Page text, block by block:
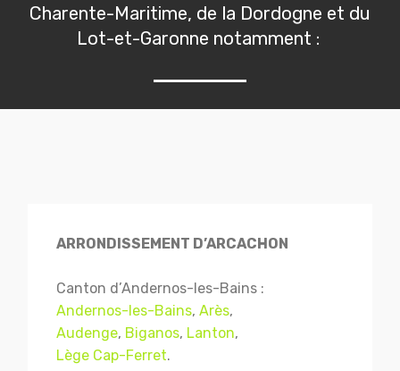
Charente-Maritime, de la Dordogne et du
Lot-et-Garonne notamment :
ARRONDISSEMENT D’ARCACHON
Canton d’Andernos-les-Bains :
Andernos-les-Bains, Arès,
Audenge, Biganos, Lanton,
Lège Cap-Ferret.